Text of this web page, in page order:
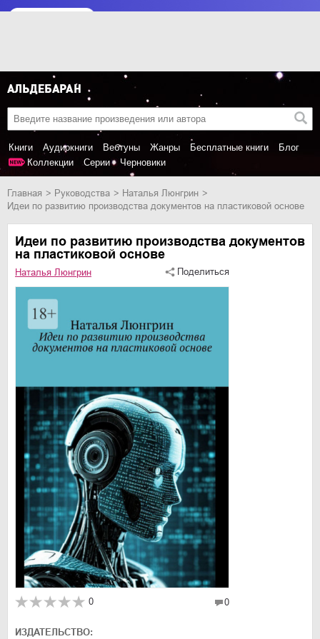
Книги Аудиокниги Вебтуны Жанры Бесплатные книги
Блог
Коллекции
Серии Черновики
Главная руководства
Наталья Люнгрин
Идеи по развитию производства документов на пластиковой основе
Идеи по развитию производства документов
на пластиковой основе
Наталья Люнгрин Поделиться
0 0
ИЗДАТЕЛЬСТВО: